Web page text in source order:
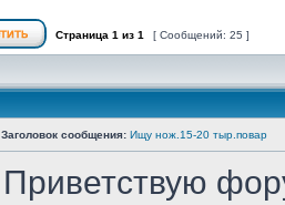
Страница 1 из 1 [ Сообщений: 25 ]
Заголовок сообщения: Ищу нож.15-20 тыр.повар
Приветствую